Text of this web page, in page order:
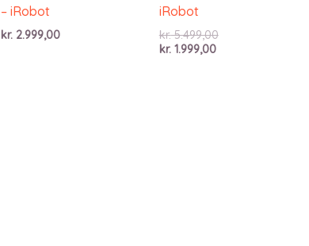
– iRobot
kr. 2.999,00
iRobot
kr.5.499,00Den
kr.1.999,00Den